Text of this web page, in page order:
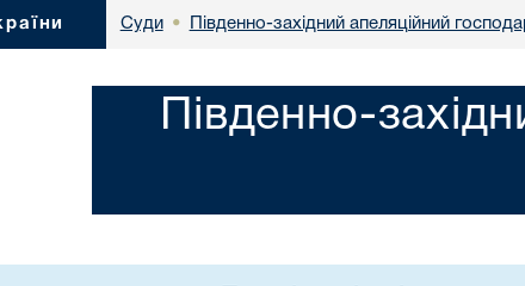
Суди • Південно-західний апеляційний
Південно-